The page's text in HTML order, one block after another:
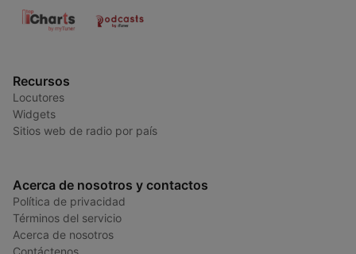
Recursos
Locutores
Widgets
Sitios web de radio por país
Acerca de nosotros y contactos
Política de privacidad
Términos del servicio
Acerca de nosotros